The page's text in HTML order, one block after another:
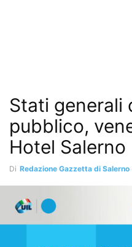
Stati generali
pubblico,
Hotel Salerno
Di Redazione Gazzetta di Salerno